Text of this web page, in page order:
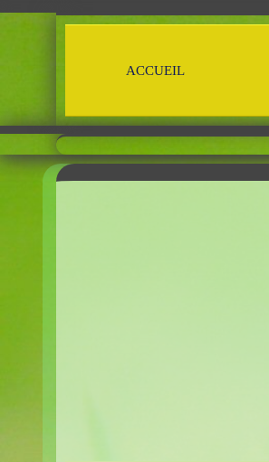
ACCUEIL